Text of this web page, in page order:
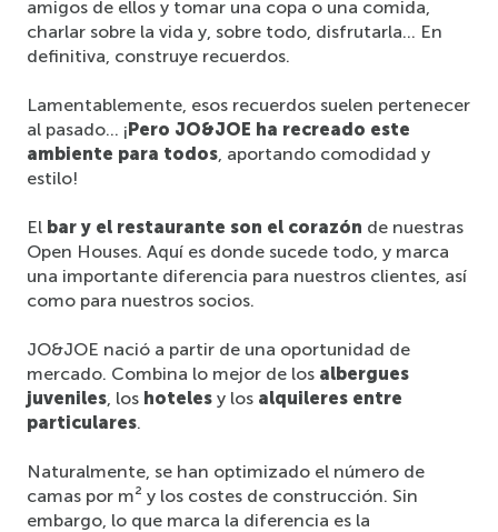
amigos de ellos y tomar una copa o una comida,
charlar sobre la vida y, sobre todo, disfrutarla… En
definitiva, construye recuerdos.
Lamentablemente, esos recuerdos suelen pertenecer
al pasado… ¡Pero JO&JOE ha recreado este
ambiente para todos, aportando comodidad y
estilo!
El bar y el restaurante son el corazón de nuestras
Open Houses. Aquí es donde sucede todo, y marca
una importante diferencia para nuestros clientes, así
como para nuestros socios.
JO&JOE nació a partir de una oportunidad de
mercado. Combina lo mejor de los albergues
juveniles, los hoteles y los alquileres entre
particulares.
Naturalmente, se han optimizado el número de
camas por m² y los costes de construcción. Sin
embargo, lo que marca la diferencia es la